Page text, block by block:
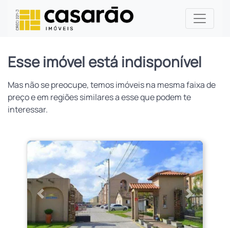
Esse imóvel está indisponível
Mas não se preocupe, temos imóveis na mesma faixa de
preço e em regiões similares a esse que podem te
interessar.
Anterior Próximo